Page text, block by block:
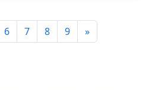
6 7 8 9 »